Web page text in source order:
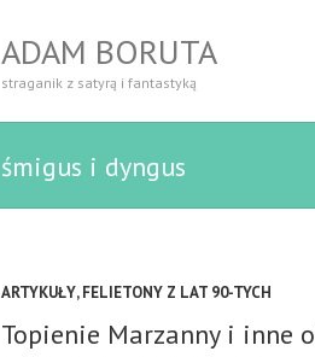
ADAM BORUTA
straganik z satyrą i fantastyką
śmigus i dyngus
ARTYKUŁY,FELIETONY Z LAT 90-TYCH
Topienie Marzanny i inne